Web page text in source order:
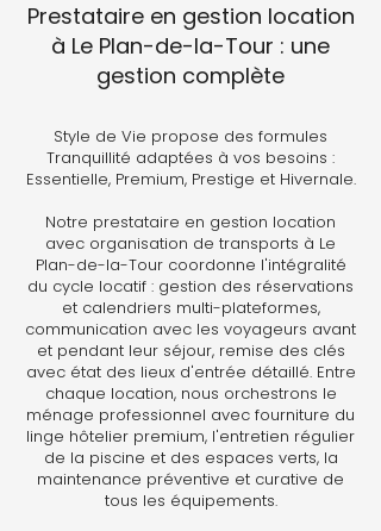
Prestataire en gestion location
à Le Plan-de-la-Tour : une
gestion complète
Style de Vie propose des formules
Tranquillité adaptées à vos besoins :
Essentielle, Premium, Prestige et Hivernale.
Notre prestataire en gestion location
avec organisation de transports à Le
Plan-de-la-Tour coordonne l'intégralité
du cycle locatif : gestion des réservations
et calendriers multi-plateformes,
communication avec les voyageurs avant
et pendant leur séjour, remise des clés
avec état des lieux d'entrée détaillé. Entre
chaque location, nous orchestrons le
ménage professionnel avec fourniture du
linge hôtelier premium, l'entretien régulier
de la piscine et des espaces verts, la
maintenance préventive et curative de
tous les équipements.